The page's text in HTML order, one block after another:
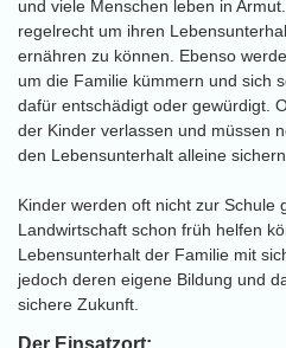
und viele Menschen leben in
regelrecht um ihren
ernähren zu können. Ebenso
um die Familie kümmern und sich
dafür entschädigt oder gewürdigt.
der Kinder verlassen und müssen
den Lebensunterhalt alleine sichern.
Kinder werden oft nicht zur Schule
Landwirtschaft schon früh helfen
Lebensunterhalt der Familie mit
jedoch deren eigene Bildung und
sichere Zukunft.
Der Einsatzort: